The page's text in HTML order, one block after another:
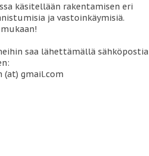
käsitellään rakentamisen eri
ja vastoinkäymisiä.
saa lähettämällä sähköpostia
(at) gmail.com